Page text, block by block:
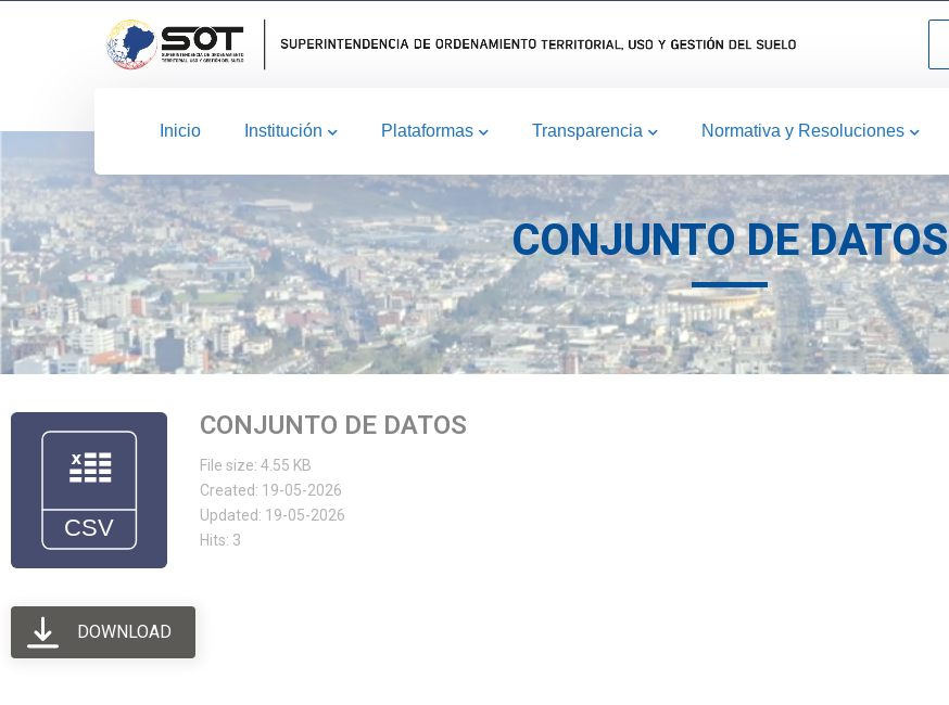
Inicio Institución Plataformas Transparencia Normativa y Resoluciones
CONJUNTO DE DATOS
CONJUNTO DE DATOS
File size: 4.55 KB
Created: 19-05-2026
Updated: 19-05-2026
Hits: 3
DOWNLOAD